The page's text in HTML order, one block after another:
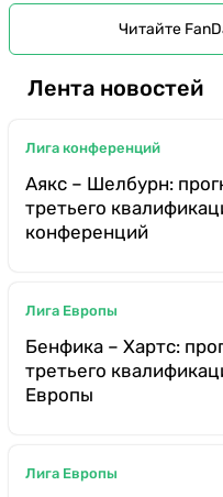
Читайте
Лента новостей
Лига конференций
Аякс – Шелбурн:
третьего
конференций
Лига Европы
Бенфика – Хартс:
третьего
Европы
Лига Европы